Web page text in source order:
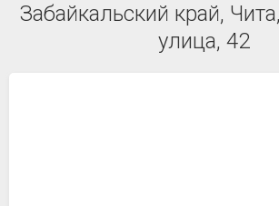
Забайкальский край,
улица, 42